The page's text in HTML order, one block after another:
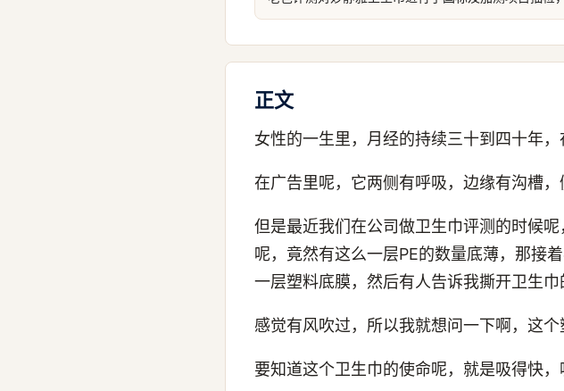
正文
女性的一生里，月经的持续三十到四十年
在广告里呢，它两侧有呼吸，边缘有沟槽
但是最近我们在公司做卫生巾评测的时候
呢，竟然有这么一层PE的数量底薄，那接
一层塑料底膜，然后有人告诉我撕开卫生巾
感觉有风吹过，所以我就想问一下啊，这
要知道这个卫生巾的使命呢，就是吸得快，